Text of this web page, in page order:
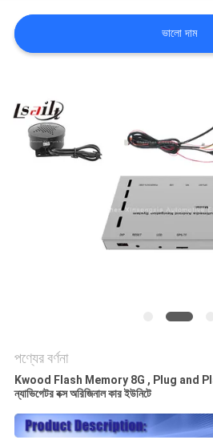
কেস
সাইট
ম্যাপ
ভালো দাম
পণ্যের বর্ণনা
Kwood Flash Memory 8G , Plug and
ন্যাভিগেটর বক্স অরিজিনাল কার ইউনিটে